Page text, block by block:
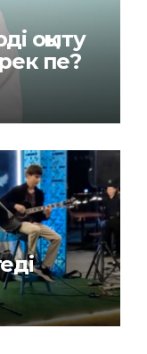
оқыту
пе?